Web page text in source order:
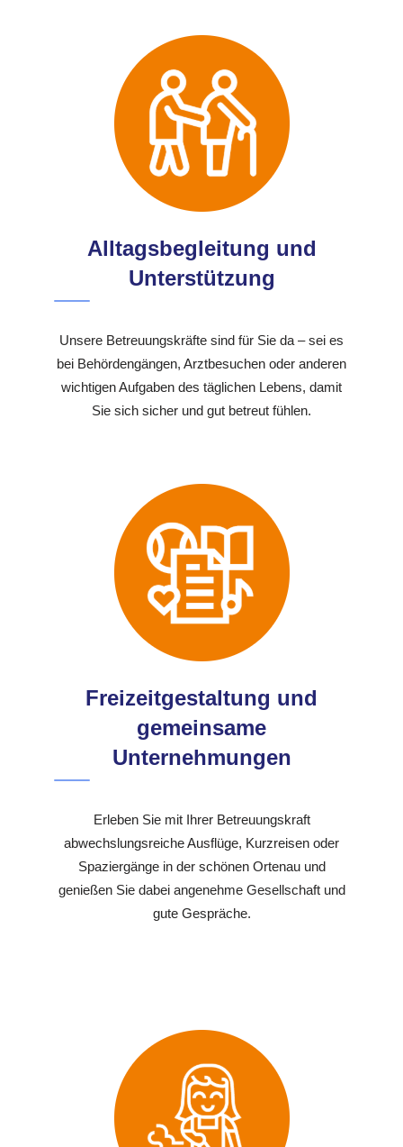
Alltagsbegleitung und
Unterstützung
Unsere Betreuungskräfte sind für Sie da – sei es
bei Behördengängen, Arztbesuchen oder anderen
wichtigen Aufgaben des täglichen Lebens, damit
Sie sich sicher und gut betreut fühlen.
Freizeitgestaltung und
gemeinsame
Unternehmungen
Erleben Sie mit Ihrer Betreuungskraft
abwechslungsreiche Ausflüge, Kurzreisen oder
Spaziergänge in der schönen Ortenau und
genießen Sie dabei angenehme Gesellschaft und
gute Gespräche.